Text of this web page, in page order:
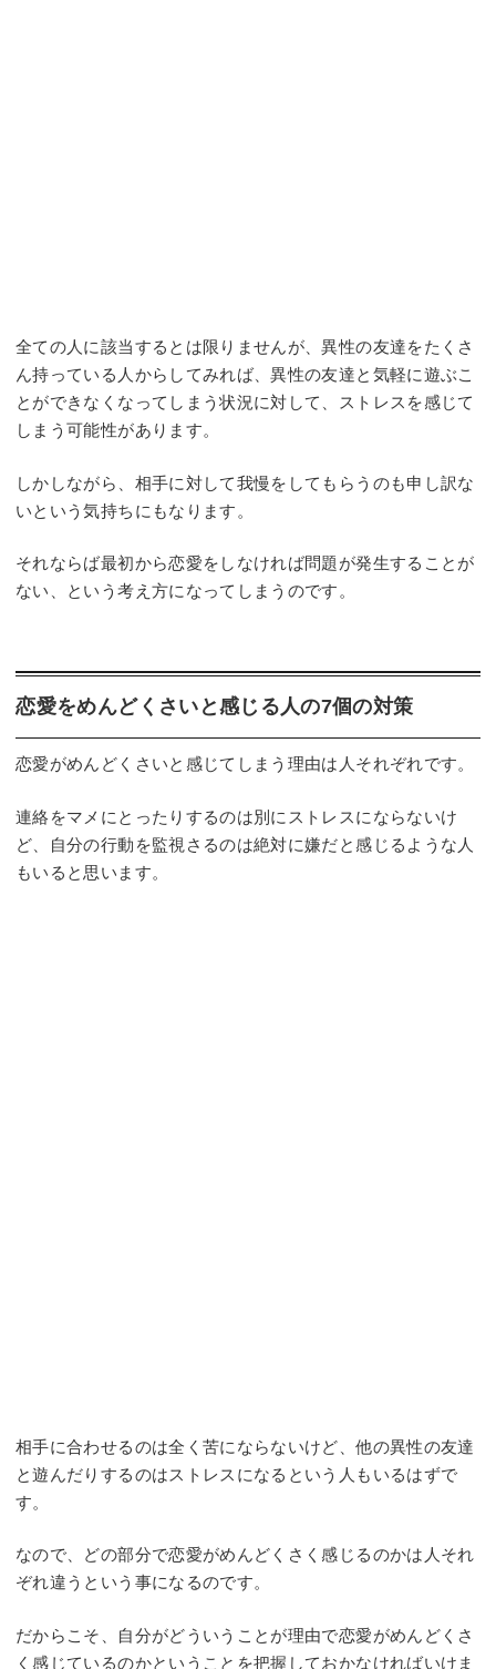
全ての人に該当するとは限りませんが、異性の友達をたくさ
ん持っている人からしてみれば、異性の友達と気軽に遊ぶこ
とができなくなってしまう状況に対して、ストレスを感じて
しまう可能性があります。
しかしながら、相手に対して我慢をしてもらうのも申し訳な
いという気持ちにもなります。
それならば最初から恋愛をしなければ問題が発生することが
ない、という考え方になってしまうのです。
️恋愛をめんどくさいと感じる人の7個の対策
恋愛がめんどくさいと感じてしまう理由は人それぞれです。
連絡をマメにとったりするのは別にストレスにならないけ
ど、自分の行動を監視さるのは絶対に嫌だと感じるような人
もいると思います。
相手に合わせるのは全く苦にならないけど、他の異性の友達
と遊んだりするのはストレスになるという人もいるはずで
す。
なので、どの部分で恋愛がめんどくさく感じるのかは人それ
ぞれ違うという事になるのです。
だからこそ、自分がどういうことが理由で恋愛がめんどくさ
く感じているのかということを把握しておかなければいけま